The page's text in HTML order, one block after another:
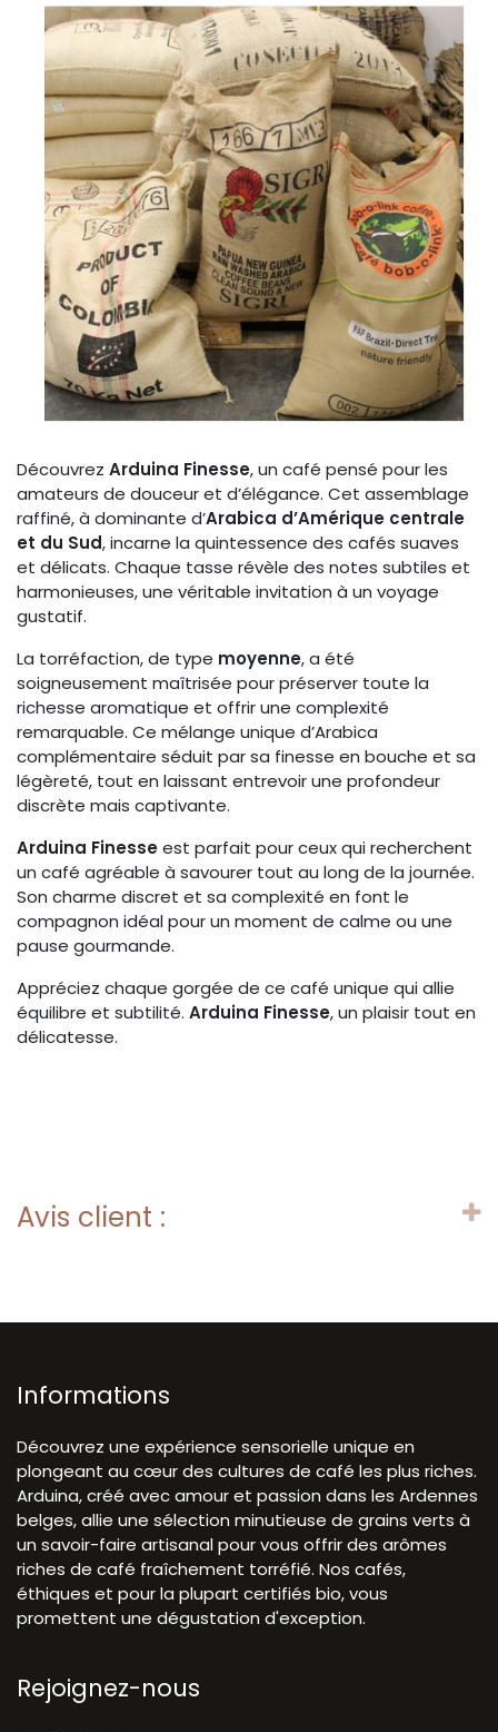
Découvrez Arduina Finesse, un café pensé pour les
amateurs de douceur et d’élégance. Cet assemblage
raffiné, à dominante d’Arabica d’Amérique centrale
et du Sud, incarne la quintessence des cafés suaves
et délicats. Chaque tasse révèle des notes subtiles et
harmonieuses, une véritable invitation à un voyage
gustatif.
La torréfaction, de type moyenne, a été
soigneusement maîtrisée pour préserver toute la
richesse aromatique et offrir une complexité
remarquable. Ce mélange unique d’Arabica
complémentaire séduit par sa finesse en bouche et sa
légèreté, tout en laissant entrevoir une profondeur
discrète mais captivante.
Arduina Finesseest parfait pour ceux qui recherchent
un café agréable à savourer tout au long de la journée.
Son charme discret et sa complexité en font le
compagnon idéal pour un moment de calme ou une
pause gourmande.
Appréciez chaque gorgée de ce café unique qui allie
équilibre et subtilité. Arduina Finesse, un plaisir tout en
délicatesse.
Avis client :
Informations
Découvrez une expérience sensorielle unique en
plongeant au cœur des cultures de café les plus riches.
Arduina, créé avec amour et passion dans les Ardennes
belges, allie une sélection minutieuse de grains verts à
un savoir-faire artisanal pour vous offrir des arômes
riches de café fraîchement torréfié. Nos cafés,
éthiques et pour la plupart certifiés bio, vous
promettent une dégustation d'exception.
Rejoignez-nous